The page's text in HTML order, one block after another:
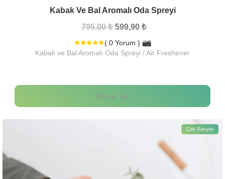
Kabak Ve Bal Aromalı Oda Spreyi
795,00 ₺ 599,90 ₺
( 0 Yorum )
Kabak ve Bal Aromalı Oda Spreyi / Air Freshener
Stokta Yok
Çok Satıyor